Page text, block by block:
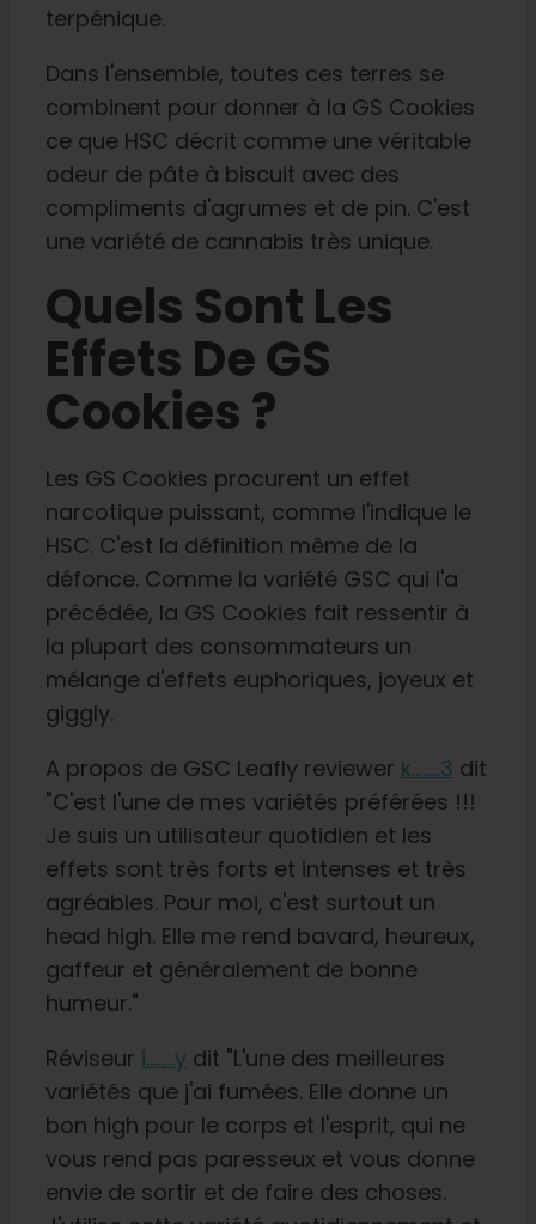
terpénique.
Dans l'ensemble, toutes ces terres se
combinent pour donner à la GS Cookies
ce que HSC décrit comme une véritable
odeur de pâte à biscuit avec des
compliments d'agrumes et de pin. C'est
une variété de cannabis très unique.
Quels Sont Les
Effets De GS
Cookies ?
Les GS Cookies procurent un effet
narcotique puissant, comme l'indique le
HSC. C'est la définition même de la
défonce. Comme la variété GSC qui l'a
précédée, la GS Cookies fait ressentir à
la plupart des consommateurs un
mélange d'effets euphoriques, joyeux et
giggly.
A propos de GSC Leafly reviewer k........3 dit
"C'est l'une de mes variétés préférées !!!
Je suis un utilisateur quotidien et les
effets sont très forts et intenses et très
agréables. Pour moi, c'est surtout un
head high. Elle me rend bavard, heureux,
gaffeur et généralement de bonne
humeur."
Réviseur i........ydit "L'une des meilleures
variétés que j'ai fumées. Elle donne un
bon high pour le corps et l'esprit, qui ne
vous rend pas paresseux et vous donne
envie de sortir et de faire des choses.